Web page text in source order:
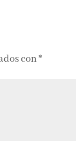
con*